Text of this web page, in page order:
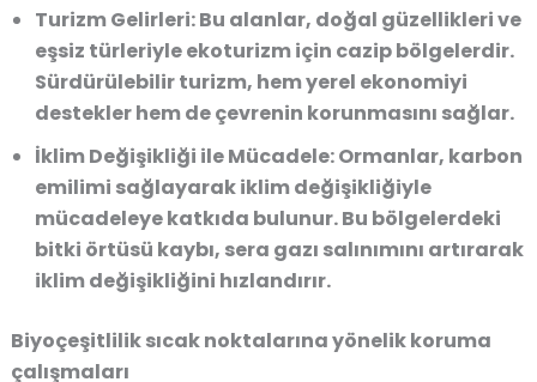
Turizm Gelirleri: Bu alanlar, doğal güzellikleri ve
eşsiz türleriyle ekoturizm için cazip bölgelerdir.
Sürdürülebilir turizm, hem yerel ekonomiyi
destekler hem de çevrenin korunmasını sağlar.
İklim Değişikliği ile Mücadele: Ormanlar, karbon
emilimi sağlayarak iklim değişikliğiyle
mücadeleye katkıda bulunur. Bu bölgelerdeki
bitki örtüsü kaybı, sera gazı salınımını artırarak
iklim değişikliğini hızlandırır.
Biyoçeşitlilik sıcak noktalarına yönelik koruma
çalışmaları